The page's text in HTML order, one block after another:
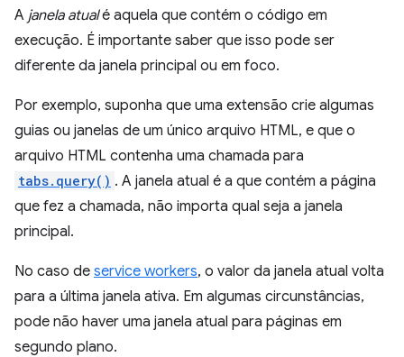
A janela atualé aquela que contém o código em
execução. É importante saber que isso pode ser
diferente da janela principal ou em foco.
Por exemplo, suponha que uma extensão crie algumas
guias ou janelas de um único arquivo HTML, e que o
arquivo HTML contenha uma chamada para
tabs.query() . A janela atual é a que contém a página
que fez a chamada, não importa qual seja a janela
principal.
No caso de service workers, o valor da janela atual volta
para a última janela ativa. Em algumas circunstâncias,
pode não haver uma janela atual para páginas em
segundo plano.